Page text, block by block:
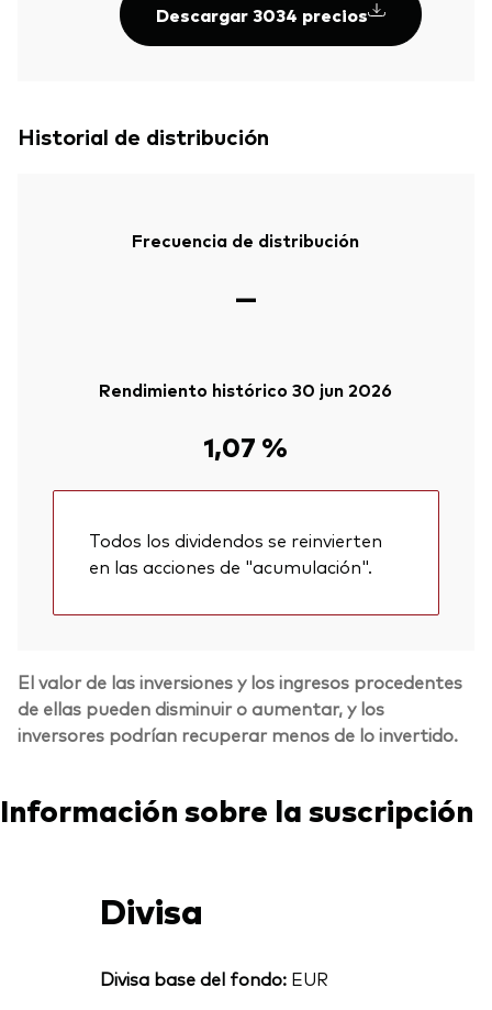
Descargar 3034 precios
Historial de distribución
Frecuencia de distribución
—
Rendimiento histórico 30 jun 2026
1,07 %
Todos los dividendos se reinvierten
en las acciones de "acumulación".
El valor de las inversiones y los ingresos procedentes
de ellas pueden disminuir o aumentar, y los
inversores podrían recuperar menos de lo invertido.
Información sobre la suscripción
Divisa
Divisa base del fondo:EUR